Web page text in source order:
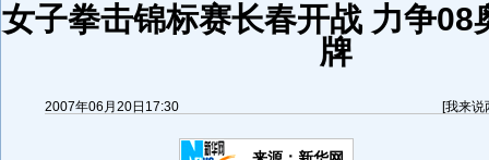
女子拳击锦标赛长春开战 力争08
牌
2007年06月20日17:30 [我来说